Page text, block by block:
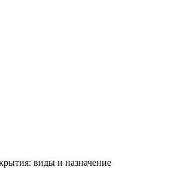
виды и назначение